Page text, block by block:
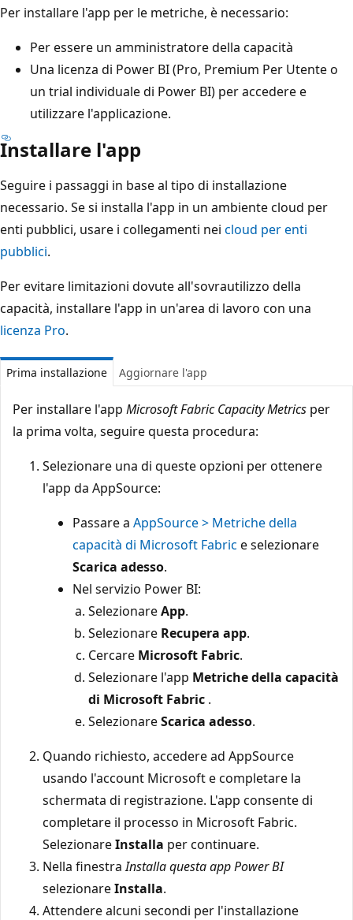
Per installare l'app per le metriche, è necessario:
Per essere un amministratore della capacità
Una licenza di Power BI (Pro, Premium Per Utente o
un trial individuale di Power BI) per accedere e
utilizzare l'applicazione.
Installare l'app
Seguire i passaggi in base al tipo di installazione
necessario. Se si installa l'app in un ambiente cloud per
enti pubblici, usare i collegamenti nei cloud per enti
pubblici.
Per evitare limitazioni dovute all'sovrautilizzo della
capacità, installare l'app in un'area di lavoro con una
licenza Pro.
Prima installazione Aggiornare l'app
Per installare l'app Microsoft Fabric Capacity Metrics per
la prima volta, seguire questa procedura:
Selezionare una di queste opzioni per ottenere
l'app da AppSource:
Passare a AppSource > Metriche della
capacità di Microsoft Fabric e selezionare
Scarica adesso.
Nel servizio Power BI:
SelezionareApp.
Selezionare Recupera app.
Cercare Microsoft Fabric.
Selezionare l'app Metriche della capacità
di Microsoft Fabric .
SelezionareScarica adesso.
Quando richiesto, accedere ad AppSource
usando l'account Microsoft e completare la
schermata di registrazione. L'app consente di
completare il processo in Microsoft Fabric.
SelezionareInstalla per continuare.
Nella finestraInstalla questa app Power BI
selezionareInstalla.
Attendere alcuni secondi per l'installazione